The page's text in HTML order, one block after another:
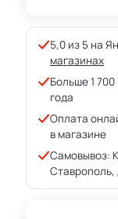
5,0 из 5 на
магазинах
Больше 1
года
Оплата
в магазине
Самовывоз:
Ставрополь,